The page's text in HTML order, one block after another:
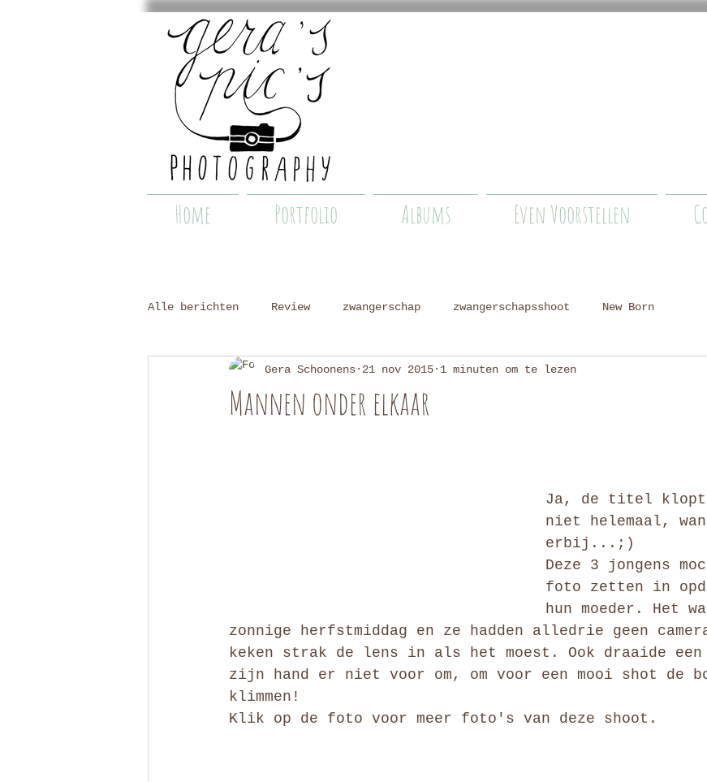
Home Portfolio Albums Even Voorstellen
Alle berichten Review zwangerschap zwangerschapsshoot New Born
Mannen onder elkaar
Gera Schoonens 21 nov 2015 1 minuten om te lezen
Ja, de titel
niet helemaal,
erbij...;)
Deze 3 jongens
foto zetten in
hun moeder. Het
zonnige herfstmiddag en ze hadden alledrie geen
keken strak de lens in als het moest. Ook draaide
zijn hand er niet voor om, om voor een mooi shot de
klimmen!
Klik op de foto voor meer foto's van deze shoot.